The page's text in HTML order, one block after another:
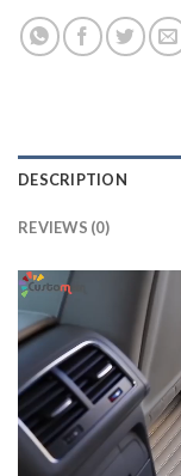
DESCRIPTION
REVIEWS (0)
Lecteur
vidéo